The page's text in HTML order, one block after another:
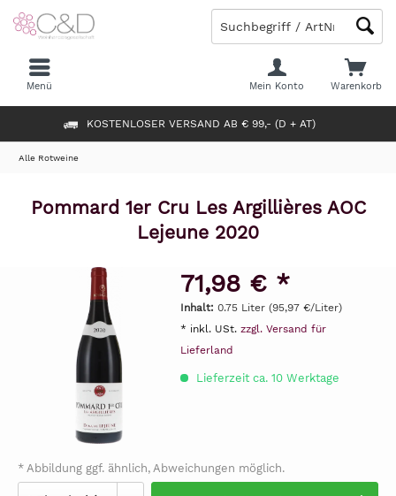
KOSTENLOSER VERSAND AB € 99,- (D + AT)
Warenkorb
Mein Konto
Menü
Alle Rotweine
Pommard 1er Cru Les Argillières AOC
Lejeune 2020
71,98 € *
Inhalt: 0.75 Liter (95,97 €/Liter)
* inkl. USt. zzgl. Versand für
Lieferland
Lieferzeit ca. 10 Werktage
* Abbildung ggf. ähnlich, Abweichungen möglich.